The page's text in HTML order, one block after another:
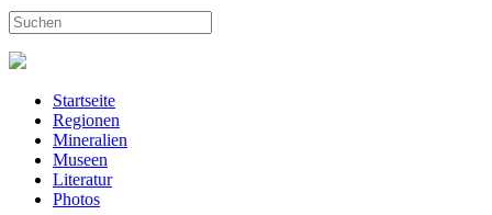
Startseite
Regionen
Mineralien
Museen
Literatur
Photos